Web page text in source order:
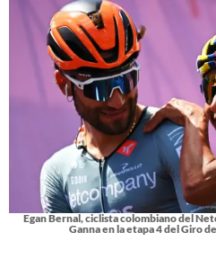
Egan Bernal, ciclista colombiano del
Ganna en la etapa 4 del Giro